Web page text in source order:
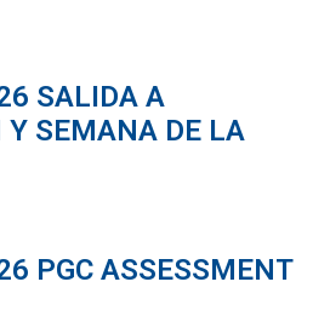
SALIDA A
Y SEMANA DE LA
PGC ASSESSMENT